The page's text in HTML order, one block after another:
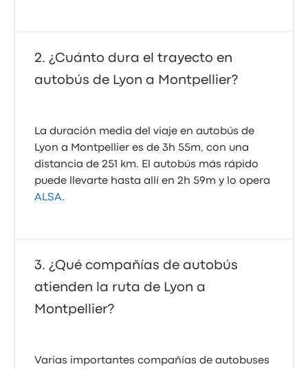
¿Cuánto dura el trayecto en
autobús de Lyon a Montpellier?
La duración media del viaje en autobús de
Lyon a Montpellier es de 3h 55m, con una
distancia de 251 km. El autobús más rápido
puede llevarte hasta allí en 2h 59m y lo opera
ALSA.
¿Qué compañías de autobús
atienden la ruta de Lyon a
Montpellier?
Varias importantes compañías de autobuses